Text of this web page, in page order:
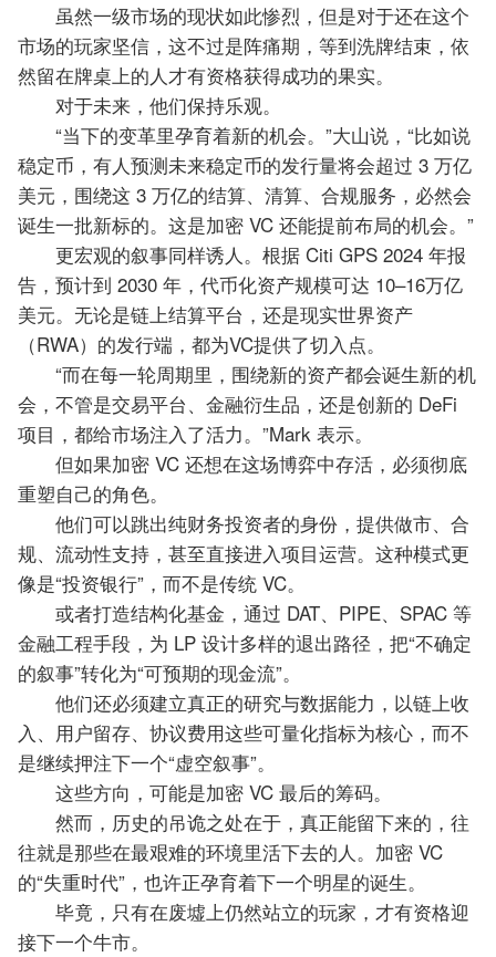
虽然一级市场的现状如此惨烈，但是对于还在这个
市场的玩家坚信，这不过是阵痛期，等到洗牌结束，依
然留在牌桌上的人才有资格获得成功的果实。
对于未来，他们保持乐观。
“当下的变革里孕育着新的机会。”大山说，“比如说
稳定币，有人预测未来稳定币的发行量将会超过 3 万亿
美元，围绕这 3 万亿的结算、清算、合规服务，必然会
诞生一批新标的。这是加密 VC 还能提前布局的机会。”
更宏观的叙事同样诱人。根据 Citi GPS 2024 年报
告，预计到 2030 年，代币化资产规模可达 10–16万亿
美元。无论是链上结算平台，还是现实世界资产
（RWA）的发行端，都为VC提供了切入点。
“而在每一轮周期里，围绕新的资产都会诞生新的机
会，不管是交易平台、金融衍生品，还是创新的 DeFi
项目，都给市场注入了活力。”Mark 表示。
但如果加密 VC 还想在这场博弈中存活，必须彻底
重塑自己的角色。
他们可以跳出纯财务投资者的身份，提供做市、合
规、流动性支持，甚至直接进入项目运营。这种模式更
像是“投资银行”，而不是传统 VC。
或者打造结构化基金，通过 DAT、PIPE、SPAC 等
金融工程手段，为 LP 设计多样的退出路径，把“不确定
的叙事”转化为“可预期的现金流”。
他们还必须建立真正的研究与数据能力，以链上收
入、用户留存、协议费用这些可量化指标为核心，而不
是继续押注下一个“虚空叙事”。
这些方向，可能是加密 VC 最后的筹码。
然而，历史的吊诡之处在于，真正能留下来的，往
往就是那些在最艰难的环境里活下去的人。加密 VC
的“失重时代”，也许正孕育着下一个明星的诞生。
毕竟，只有在废墟上仍然站立的玩家，才有资格迎
接下一个牛市。